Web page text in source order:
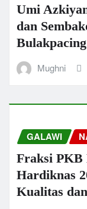
Umi
dan
Bulakpacing
Mughni
GALAWI
Fraksi PKB
Hardiknas
Kualitas